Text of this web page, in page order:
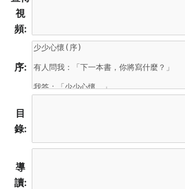
視
頻:
序:
目
錄:
導
讀: